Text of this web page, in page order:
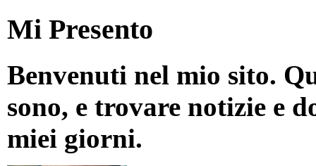
Mi Presento
Benvenuti nel mio sito.
sono, e trovare notizie e
miei giorni.